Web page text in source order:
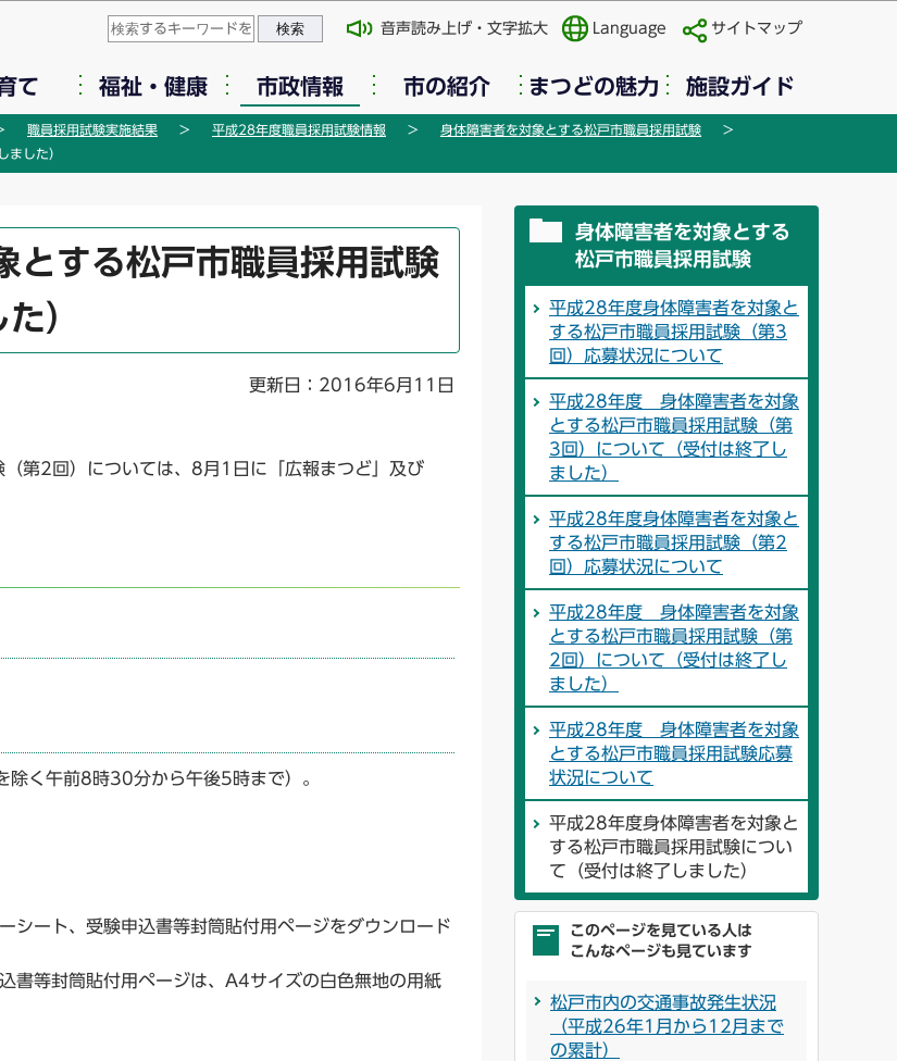
このページの本文へ移動
音声読み上げ・文字拡大 Language サイトマップ
て 福祉・健康 市政情報 市の紹介 まつどの魅力 施設ガイド
職員採用試験実施結果 平成28年度職員採用試験情報
身体障害者を対象とする松戸市職員採用試験
ました）
とする松戸市職員採用試験
）
更新日：2016年6月11日
第2回）については、8月1日に「広報まつど」及び
除く午前8時30分から午後5時まで）。
ート、受験申込書等封筒貼付用ページをダウンロード
書等封筒貼付用ページは、A4サイズの白色無地の用紙
身体障害者を対象とする
松戸市職員採用試験
平成28年度身体障害者を対象と
する松戸市職員採用試験（第3
回）応募状況について
平成28年度 身体障害者を対象
とする松戸市職員採用試験（第
3回）について（受付は終了し
ました）
平成28年度身体障害者を対象と
する松戸市職員採用試験（第2
回）応募状況について
平成28年度 身体障害者を対象
とする松戸市職員採用試験（第
2回）について（受付は終了し
ました）
平成28年度 身体障害者を対象
とする松戸市職員採用試験応募
状況について
平成28年度身体障害者を対象と
する松戸市職員採用試験につい
て（受付は終了しました）
このページを見ている人は
こんなページも見ています
松戸市内の交通事故発生状況
（平成26年1月から12月まで
の累計）